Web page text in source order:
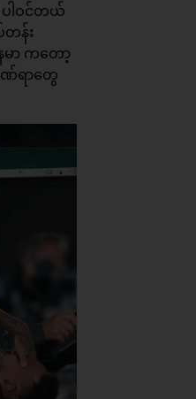
ါဝင်တယ်
န်း
မာ ကတော့
ဏ်ရာတွေ